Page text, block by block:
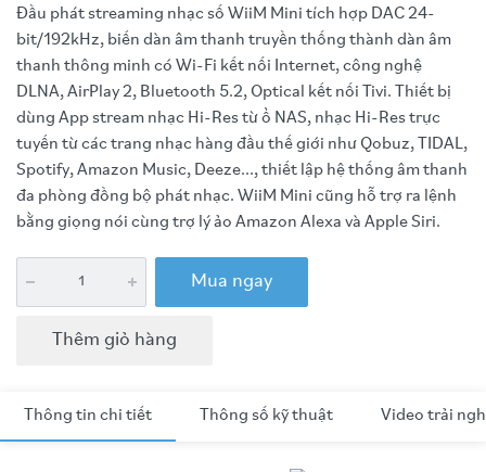
Đầu phát streaming nhạc số WiiM Mini tích hợp DAC 24-
bit/192kHz, biến dàn âm thanh truyền thống thành dàn âm
thanh thông minh có Wi-Fi kết nối Internet, công nghệ
DLNA, AirPlay 2, Bluetooth 5.2, Optical kết nối Tivi. Thiết bị
dùng App stream nhạc Hi-Res từ ổ NAS, nhạc Hi-Res trực
tuyến từ các trang nhạc hàng đầu thế giới như Qobuz, TIDAL,
Spotify, Amazon Music, Deeze..., thiết lập hệ thống âm thanh
đa phòng đồng bộ phát nhạc. WiiM Mini cũng hỗ trợ ra lệnh
bằng giọng nói cùng trợ lý ảo Amazon Alexa và Apple Siri.
Mua ngay
Thêm giỏ hàng
Thông tin chi tiết Thông số kỹ thuật Video trải